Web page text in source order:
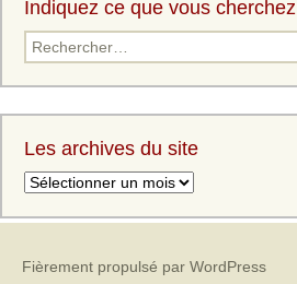
Indiquez ce que vous cherchez
Rechercher :
Les archives du site
Les
du
Fièrement propulsé par WordPress